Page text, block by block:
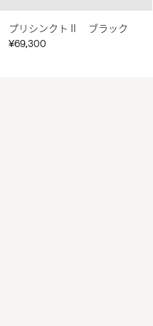
プリシンクトⅡ ブラック
¥69,300